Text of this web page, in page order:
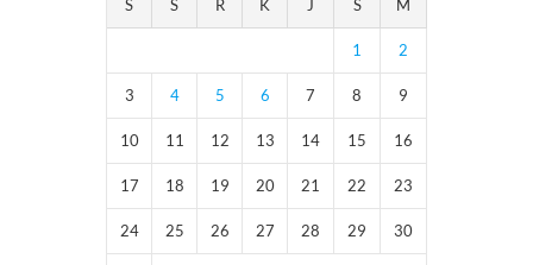
S S R K J S M
1 2
3 4 5 6 7 8 9
10 11 12 13 14 15 16
17 18 19 20 21 22 23
24 25 26 27 28 29 30